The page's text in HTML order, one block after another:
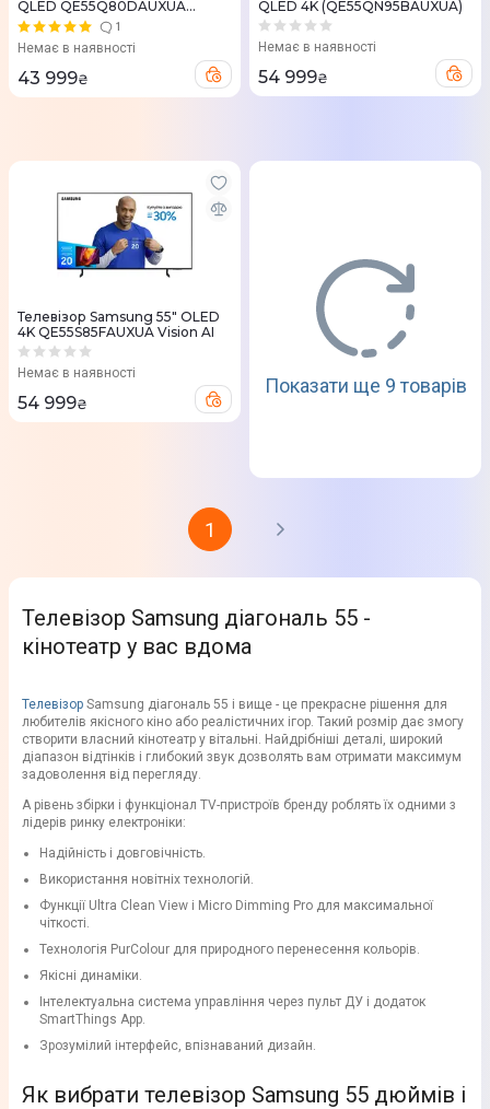
QLED QE55Q80DAUXUA
MiniLED
1
Немає в наявності
43 999₴
QLED 4K (QE55QN95BAUXUA)
Немає в наявності
54 999₴
Телевізор Samsung 55" OLED
4K QE55S85FAUXUA Vision AI
Немає в наявності
54 999₴
Показати ще 9 товарів
1
Телевізор Samsung діагональ 55 -
кінотеатр у вас вдома
Телевізор Samsung діагональ 55 і вище - це прекрасне рішення для
любителів якісного кіно або реалістичних ігор. Такий розмір дає змогу
створити власний кінотеатр у вітальні. Найдрібніші деталі, широкий
діапазон відтінків і глибокий звук дозволять вам отримати максимум
задоволення від перегляду.
А рівень збірки і функціонал TV-пристроїв бренду роблять їх одними з
лідерів ринку електроніки:
Надійність і довговічність.
Використання новітніх технологій.
Функції Ultra Clean View і Micro Dimming Pro для максимальної
чіткості.
Технологія PurColour для природного перенесення кольорів.
Якісні динаміки.
Інтелектуальна система управління через пульт ДУ і додаток
SmartThings App.
Зрозумілий інтерфейс, впізнаваний дизайн.
Як вибрати телевізор Samsung 55 дюймів і